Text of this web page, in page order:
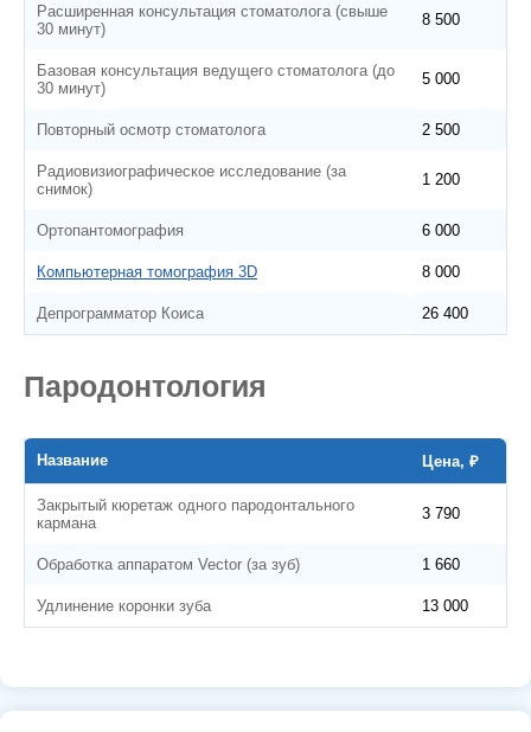
Расширенная консультация стоматолога (свыше
30 минут)
8 500
Базовая консультация ведущего стоматолога (до
30 минут)
5 000
Повторный осмотр стоматолога 2 500
Радиовизиографическое исследование (за
снимок)
1 200
Ортопантомография 6 000
Компьютерная томография 3D 8 000
Депрограмматор Коиса 26 400
Пародонтология
Название Цена, ₽
Закрытый кюретаж одного пародонтального
кармана
3 790
Обработка аппаратом Vector (за зуб) 1 660
Удлинение коронки зуба 13 000